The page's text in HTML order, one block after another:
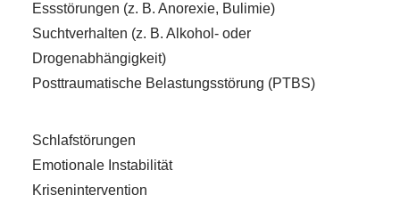
Essstörungen (z. B. Anorexie, Bulimie)
Suchtverhalten (z. B. Alkohol- oder
Drogenabhängigkeit)
Posttraumatische Belastungsstörung (PTBS)
Schlafstörungen
Emotionale Instabilität
Krisenintervention